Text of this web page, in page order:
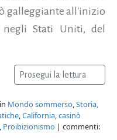
galleggiante all'inizio
negli Stati Uniti, del
Prosegui la lettura
Mondo sommerso,Storia,
,California,casinò
, Proibizionismo | commenti: